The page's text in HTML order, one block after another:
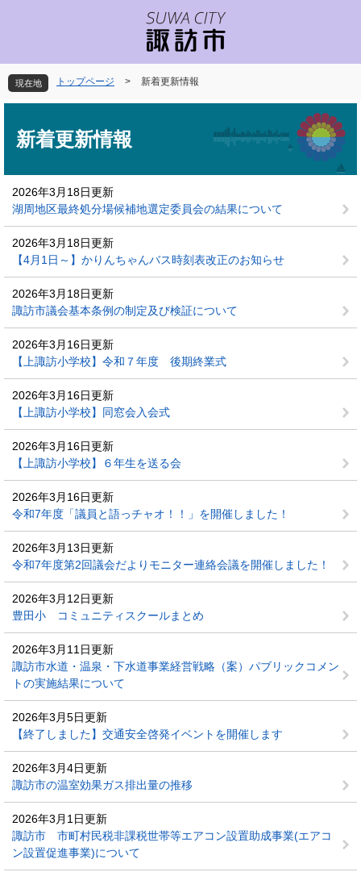
先
頭
を
飛
文
現在地 トップページ > 新着更新情報
新着更新情報
2026年3月18日更新
湖周地区最終処分場候補地選定委員会の結果について
2026年3月18日更新
【4月1日～】かりんちゃんバス時刻表改正のお知らせ
2026年3月18日更新
諏訪市議会基本条例の制定及び検証について
2026年3月16日更新
【上諏訪小学校】令和７年度 後期終業式
2026年3月16日更新
【上諏訪小学校】同窓会入会式
2026年3月16日更新
【上諏訪小学校】６年生を送る会
2026年3月16日更新
令和7年度「議員と語っチャオ！！」を開催しました！
2026年3月13日更新
令和7年度第2回議会だよりモニター連絡会議を開催しました！
2026年3月12日更新
豊田小 コミュニティスクールまとめ
2026年3月11日更新
諏訪市水道・温泉・下水道事業経営戦略（案）パブリックコメン
トの実施結果について
2026年3月5日更新
【終了しました】交通安全啓発イベントを開催します
2026年3月4日更新
諏訪市の温室効果ガス排出量の推移
2026年3月1日更新
諏訪市 市町村民税非課税世帯等エアコン設置助成事業(エアコ
ン設置促進事業)について